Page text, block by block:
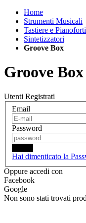
Home
Strumenti Musicali
Tastiere e Pianoforti
Sintetizzatori
Groove Box
Groove Box
Utenti Registrati
Email
Password
Hai dimenticato la
Oppure accedi con
Facebook
Google
Non sono stati trovati